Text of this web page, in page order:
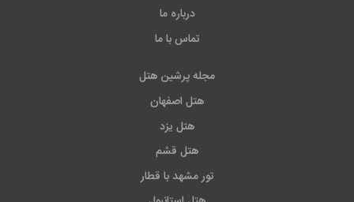
درباره ما
تماس با ما
مجله پرشین هتل
هتل اصفهان
هتل یزد
هتل قشم
تور مشهد با قطار